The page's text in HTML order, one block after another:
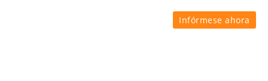
Infórmese ahora